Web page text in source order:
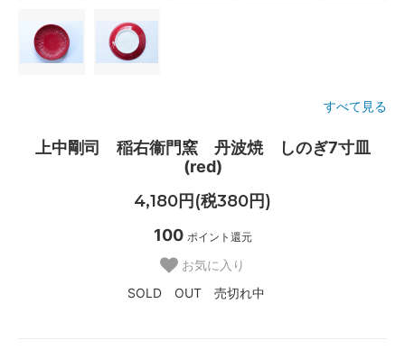
すべて見る
上中剛司 稲右衞門窯 丹波焼 しのぎ7寸皿
(red)
4,180円(税380円)
100 ポイント還元
お気に入り
SOLD OUT 売切れ中